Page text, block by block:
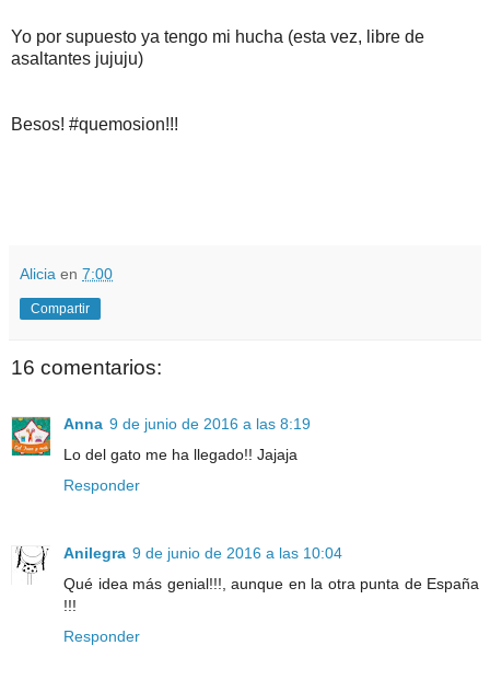
Yo por supuesto ya tengo mi hucha (esta vez, libre de
asaltantes jujuju)
Besos! #quemosion!!!
Alicia en 7:00
Compartir
16 comentarios:
Anna 9 de junio de 2016 a las 8:19
Lo del gato me ha llegado!! Jajaja
Responder
Anilegra 9 de junio de 2016 a las 10:04
Qué idea más genial!!!, aunque en la otra punta de España
!!!
Responder